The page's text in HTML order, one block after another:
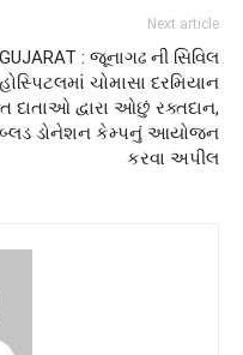
Next article
GUJARAT : જૂનાગઢ ની સિવિલ
હોસ્પિટલમાં ચોમાસા દરમિયાન
દાતાઓ દ્વારા ઓછું રક્તદાન,
બ્લડ ડોનેશન કેમ્પનું આયોજન
કરવા અપીલ